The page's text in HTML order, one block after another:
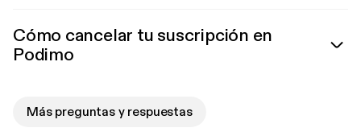
Cómo cancelar tu suscripción en
Podimo
Más preguntas y respuestas